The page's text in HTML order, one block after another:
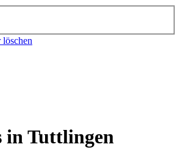
löschen
in Tuttlingen